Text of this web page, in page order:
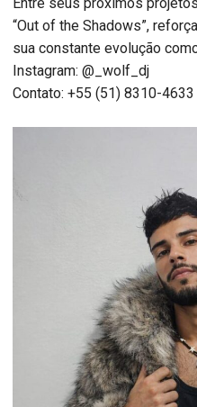
“Out of the Shadows”,
sua constante evolução
Instagram: @_wolf_dj
Contato: +55 (51) 8310-4633